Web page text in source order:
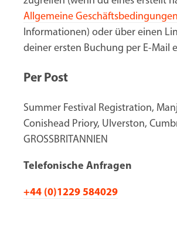
Allgemeine Geschäftsbedingungen
Informationen) oder über einen
deiner ersten Buchung per E-Mail
Per Post
Summer Festival Registration,
Conishead Priory, Ulverston,
GROSSBRITANNIEN
Telefonische Anfragen
+44 (0)1229 584029